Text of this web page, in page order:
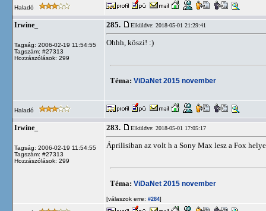
Haladó
Irwine_
Tagság: 2006-02-19 11:54:55
Tagszám: #27313
Hozzászólások: 299
285. Elküldve: 2018-05-01 21:29:41
Ohhh, köszi! :)
Téma: ViDaNet 2015 november
Haladó
Irwine_
Tagság: 2006-02-19 11:54:55
Tagszám: #27313
Hozzászólások: 299
283. Elküldve: 2018-05-01 17:05:17
Áprilisiban az volt h a Sony Max lesz a Fox
Téma: ViDaNet 2015 november
[válaszok erre: #284]